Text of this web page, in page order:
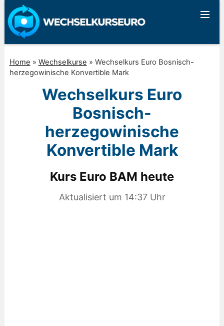
Home » Wechselkurse » Wechselkurs Euro Bosnisch-
herzegowinische Konvertible Mark
Wechselkurs Euro
Bosnisch-
herzegowinische
Konvertible Mark
Kurs Euro BAM heute
Aktualisiert um 14:37Uhr